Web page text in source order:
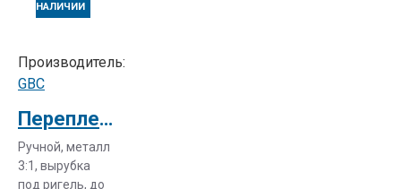
НАЛИЧИИ
Производитель:
GBC
Переплетная машина GBC WireBind M34С (3:1метал.)
Ручной, металл
3:1, вырубка
под ригель, до